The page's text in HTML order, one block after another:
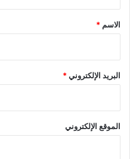
*
الاسم *
البريد الإلكتروني*
الموقع الإلكتروني